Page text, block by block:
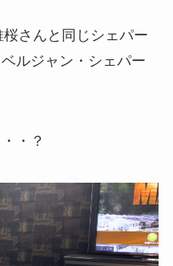
さんと同じシェパー
ルジャン・シェパー
・？